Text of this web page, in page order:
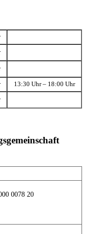
13:30 Uhr – 18:00 Uhr
0078 20